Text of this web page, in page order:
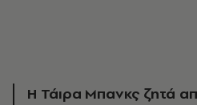
Η Τάιρα Μπανκς ζητά